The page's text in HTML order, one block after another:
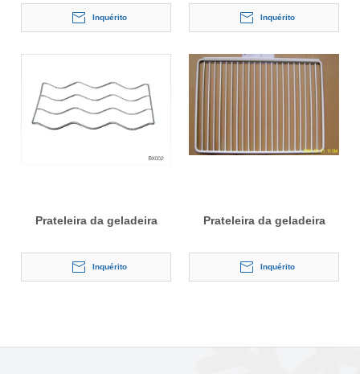
Inquérito Inquérito
Prateleira da geladeira
Inquérito
Prateleira da geladeira
Inquérito